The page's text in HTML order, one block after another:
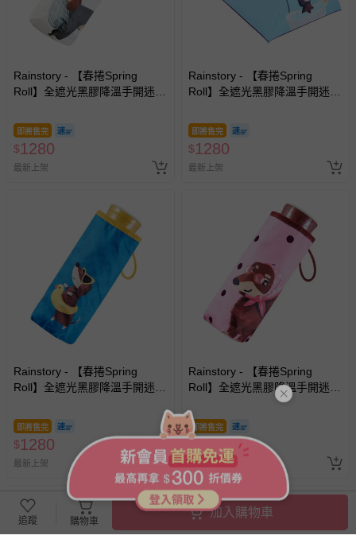
Rainstory - 【春捲Spring
Roll】全遮光黑膠降溫手開迷你
即將售完
$1280
最新上架
Rainstory - 【春捲Spring
Roll】全遮光黑膠降溫手開迷你
即將售完
$1280
最新上架
Rainstory - 【春捲Spring
Roll】全遮光黑膠降溫手開迷你
即將售完
$1280
最新上架
Rainstory - 【春捲Spring
Roll】全遮光黑膠降溫手開迷你
口袋傘-法式粉點-195g
即將售完
1280
最新上架
追蹤 購物車
加入購物車